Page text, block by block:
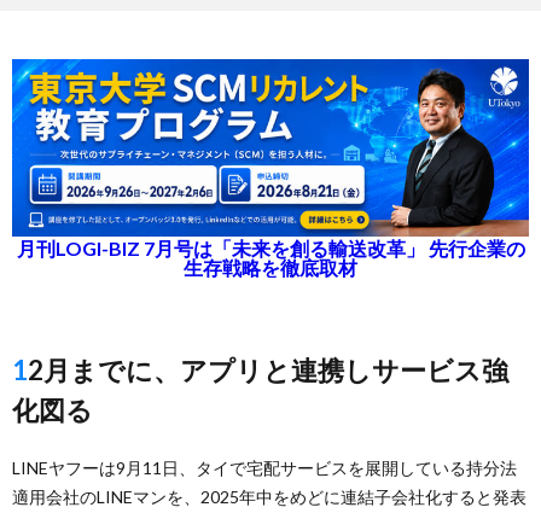
月刊LOGI-BIZ 7月号は「未来を創る輸送改革」 先行企業の
生存戦略を徹底取材
12月までに、アプリと連携しサービス強
化図る
LINEヤフーは9月11日、タイで宅配サービスを展開している持分法
適用会社のLINEマンを、2025年中をめどに連結子会社化すると発表